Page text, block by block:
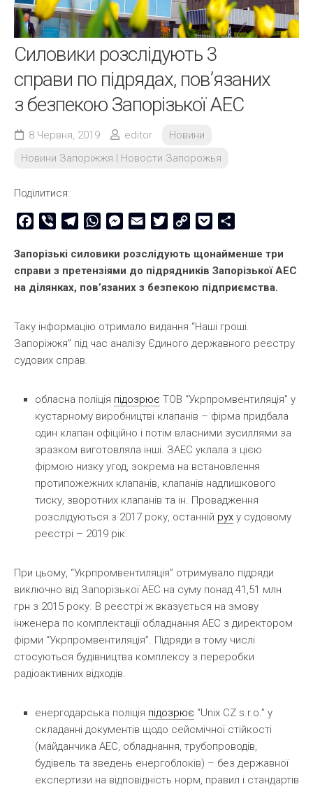
Силовики розслідують 3
справи по підрядах, пов’язаних
з безпекою Запорізької АЕС
8 Червня, 2019 editor
Новини
Новини Запоріжжя | Новости Запорожья
Поділитися:
Facebook
Viber TelegramWhatsAppMessenger
Email TwitterCopy
Pocket
Запорізькі силовики розслідують щонайменше три
справи з претензіями до підрядників Запорізької АЕС
на ділянках, пов’язаних з безпекою підприємства.
Таку інформацію отримало видання “Наші гроші.
Запоріжжя” під час аналізу Єдиного державного реєстру
судових справ.
обласна поліція підозрює ТОВ “Укрпромвентиляція” у
кустарному виробництві клапанів – фірма придбала
один клапан офіційно і потім власними зусиллями за
зразком виготовляла інші. ЗАЕС уклала з цією
фірмою низку угод, зокрема на встановлення
протипожежних клапанів, клапанів надлишкового
тиску, зворотних клапанів та ін. Провадження
розслідуються з 2017 року, останній рух у судовому
реєстрі – 2019 рік.
При цьому, “Укрпромвентиляція” отримувало підряди
виключно від Запорізької АЕС на суму понад 41,51 млн
грн з 2015 року. В реєстрі ж вказується на змову
інженера по комплектації обладнання АЕС з директором
фірми “Укрпромвентиляція”. Підряди в тому числі
стосуються будівництва комплексу з переробки
радіоактивних відходів.
енергодарська поліція підозрює “Unix CZ s.r.o.” у
складанні документів щодо сейсмічної стійкості
(майданчика АЕС, обладнання, трубопроводів,
будівель та зведень енергоблоків) – без державної
експертизи на відповідність норм, правил і стандартів